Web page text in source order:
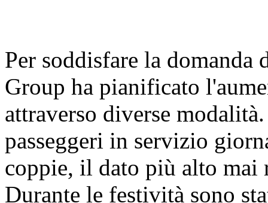
Per soddisfare la
Group ha pianificato
attraverso diverse
passeggeri in servizio
coppie, il dato più alto mai
Durante le festività sono